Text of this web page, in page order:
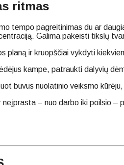
ritmas
tempo pagreitinimas du ar
Galima pakeisti tikslų
planą ir kruopščiai vykdyti
kampe, patraukti dalyvių
buvus nuolatinio veiksmo
neįprasta – nuo darbo iki poilsio